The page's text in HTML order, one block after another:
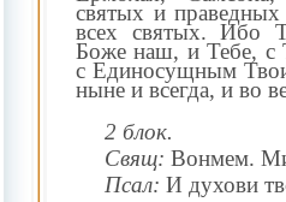
святых и
всех святых. Ибо
Боже наш, и Тебе,
с Единосущным
ныне и всегда, и во
2 блок.
Свящ: Вонмем.
Псал: И духови